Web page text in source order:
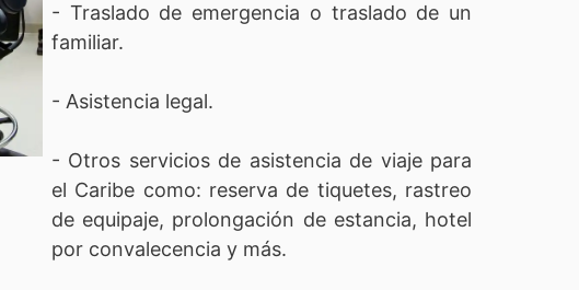
- Traslado de emergencia o traslado de un
familiar.
- Asistencia legal.
- Otros servicios de asistencia de viaje para
el Caribe como: reserva de tiquetes, rastreo
de equipaje, prolongación de estancia, hotel
por convalecencia y más.